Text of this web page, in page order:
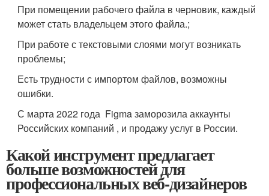
При помещении рабочего файла в черновик, каждый
может стать владельцем этого файла.;
При работе с текстовыми слоями могут возникать
проблемы;
Есть трудности с импортом файлов, возможны
ошибки.
С марта 2022 года Figma заморозила аккаунты
Российских компаний , и продажу услуг в России.
Какой инструмент предлагает
больше возможностей для
профессиональных веб-дизайнеров